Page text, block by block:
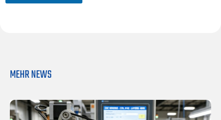
MEHR NEWS